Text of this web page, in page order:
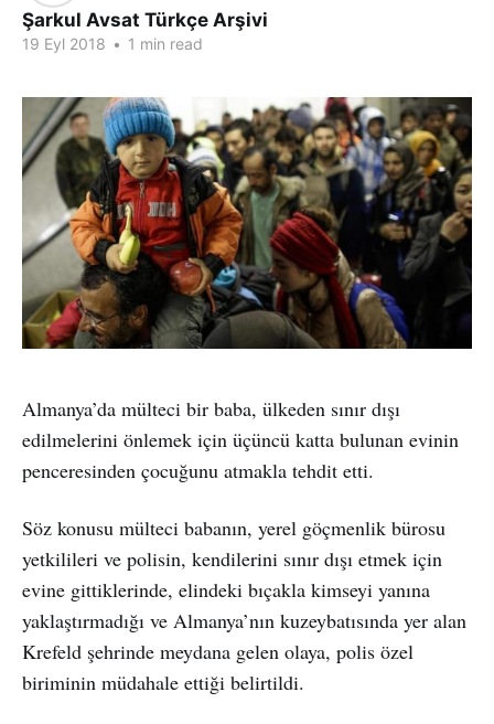
Şarkul Avsat Türkçe Arşivi
19 Eyl 2018 • 1 min read
Almanya’da mülteci bir baba, ülkeden sınır dışı
edilmelerini önlemek için üçüncü katta bulunan evinin
penceresinden çocuğunu atmakla tehdit etti.
Söz konusu mülteci babanın, yerel göçmenlik bürosu
yetkilileri ve polisin, kendilerini sınır dışı etmek için
evine gittiklerinde, elindeki bıçakla kimseyi yanına
yaklaştırmadığı ve Almanya’nın kuzeybatısında yer alan
Krefeld şehrinde meydana gelen olaya, polis özel
biriminin müdahale ettiği belirtildi.